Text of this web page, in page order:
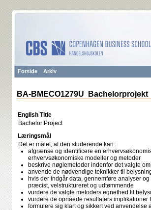
Forside Arkiv
BA-BMECO1279U Bachelorprojekt
English Title
Bachelor Project
Læringsmål
Det er målet, at den studerende kan :
afgrænse og identificere en
erhvervsøkonomiske modeller og metoder
beskrive nøglemetoder indenfor det valgte
anvende de nødvendige teknikker til
hvis der indgår data, gennemføre analyser
præcist, velstruktureret og udtømmende
vurdere de valgte metoders egnethed til
vurdere de opnåede resultaters implikationer
formulere sig klart og sikkert ved anvendelse